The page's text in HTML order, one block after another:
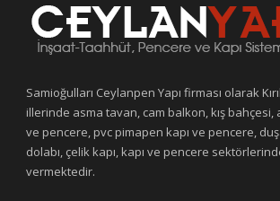
Samioğulları Ceylanpen Yapı firması olarak
illerinde asma tavan, cam balkon, kış bahçesi,
ve pencere, pvc pimapen kapı ve pencere,
dolabı, çelik kapı, kapı ve pencere
vermektedir.